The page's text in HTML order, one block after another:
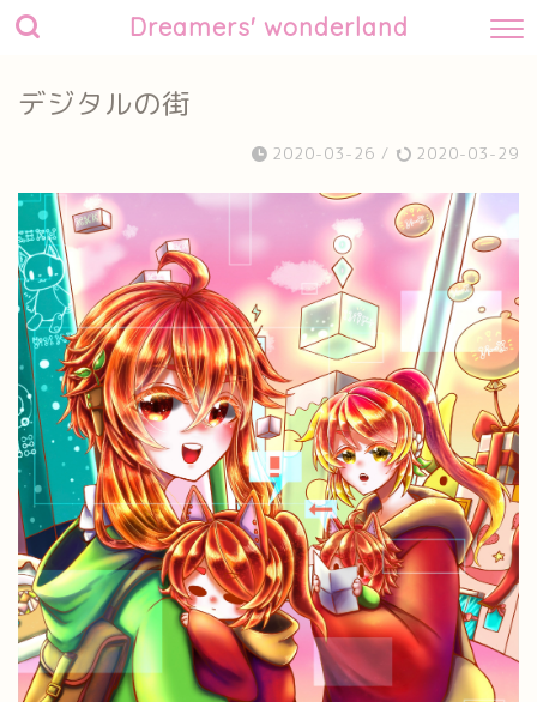
Dreamers' wonderland
デジタルの街
2020-03-26 / 2020-03-29